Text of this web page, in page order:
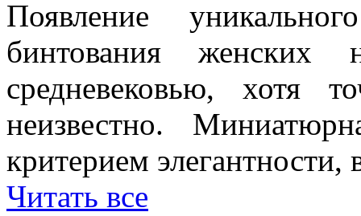
Появление
бинтования женских
средневековью, хотя
неизвестно.
критерием элегантности,
Читать все